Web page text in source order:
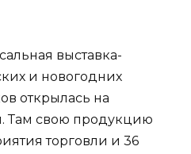
выставка-
и новогодних
открылась на
Там свою продукцию
торговли и 36